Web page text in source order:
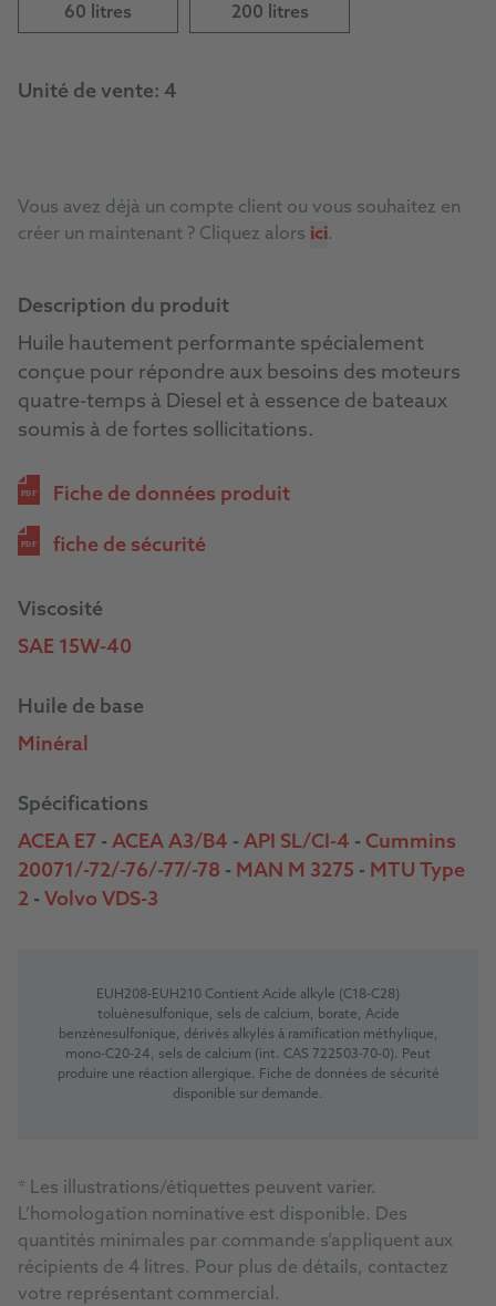
Description du produit
Huile hautement performante spécialement
conçue pour répondre aux besoins des moteurs
quatre-temps à Diesel et à essence de bateaux
soumis à de fortes sollicitations.
PDF Fiche de données produit
PDF fiche de sécurité
Viscosité
SAE 15W-40
Huile de base
Minéral
Spécifications
ACEA E7 - ACEA A3/B4 - API SL/CI-4 - Cummins
20071/-72/-76/-77/-78 - MAN M 3275 - MTU Type
2 - Volvo VDS-3
60 litres 200 litres
Unité de vente: 4
Vous avez déjà un compte client ou vous souhaitez en
créer un maintenant ? Cliquez alors ici.
EUH208-EUH210 Contient Acide alkyle (C18-C28)
toluènesulfonique, sels de calcium, borate, Acide
benzènesulfonique, dérivés alkylés à ramification méthylique,
mono-C20-24, sels de calcium (int. CAS 722503-70-0). Peut
produire une réaction allergique. Fiche de données de sécurité
disponible sur demande.
* Les illustrations/étiquettes peuvent varier.
L’homologation nominative est disponible. Des
quantités minimales par commande s’appliquent aux
récipients de 4 litres. Pour plus de détails, contactez
votre représentant commercial.